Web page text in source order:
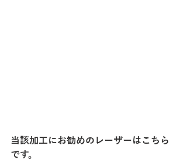
当該加工にお勧めのレーザーはこちら
です。